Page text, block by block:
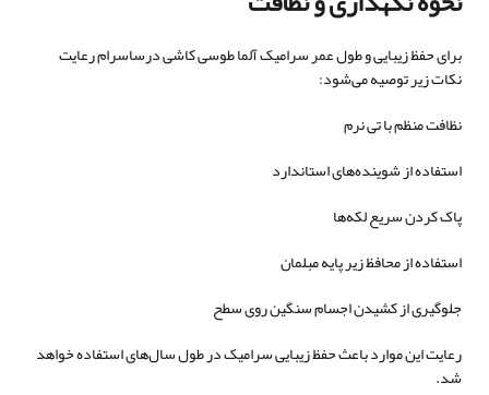
برای حفظ زیبایی و طول عمر سرامیک آلما طوسی کاشی درساسرام رعایت
نکات زیر توصیه می‌شود:
نظافت منظم با تی نرم
استفاده از شوینده‌های استاندارد
پاک کردن سریع لکه‌ها
استفاده از محافظ زیر پایه مبلمان
جلوگیری از کشیدن اجسام سنگین روی سطح
رعایت این موارد باعث حفظ زیبایی سرامیک در طول سال‌های استفاده خواهد
شد.